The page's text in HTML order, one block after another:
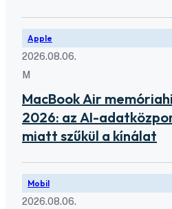
Apple
2026.08.06.
M
MacBook Air
2026: az AI-
miatt szűkül a kínálat
Mobil
2026.08.06.